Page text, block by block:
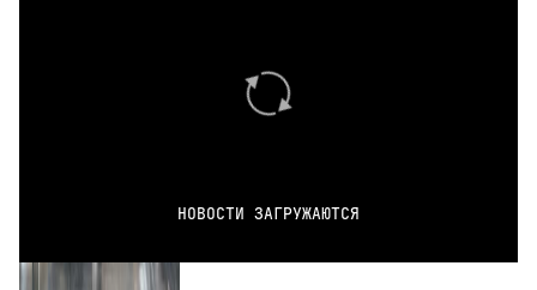
НОВОСТИ ЗАГРУЖАЮТСЯ